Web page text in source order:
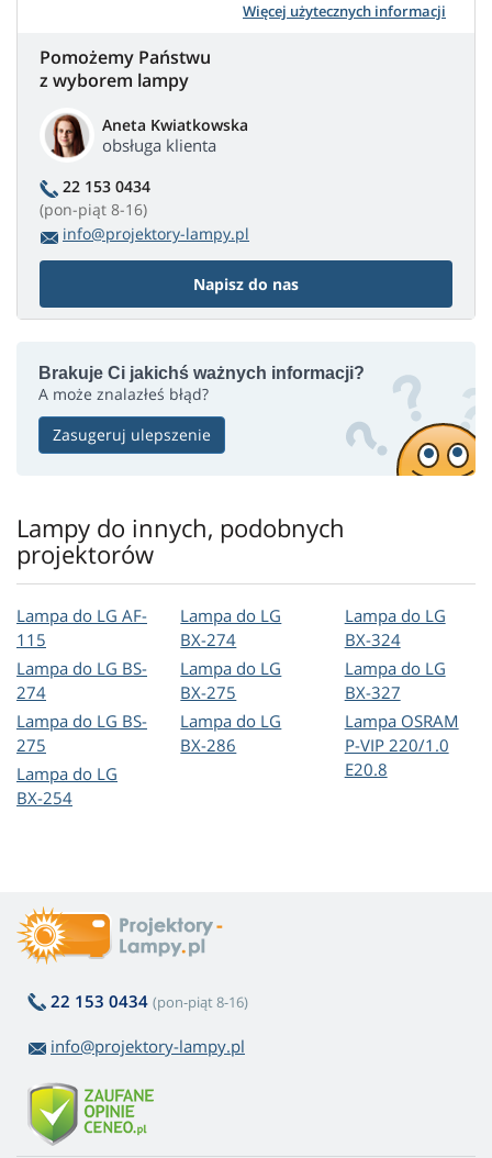
Więcej użytecznych informacji
Pomożemy Państwu
z wyborem lampy
Aneta Kwiatkowska
obsługa klienta
22 153 0434
(pon-piąt 8-16)
info@projektory-lampy.pl
Napisz do nas
Brakuje Ci jakichś ważnych informacji?
A może znalazłeś błąd?
Zasugeruj ulepszenie
Lampy do innych, podobnych
projektorów
Lampa do LG AF-
115
Lampa do LG BS-
274
Lampa do LG BS-
275
Lampa do LG
BX-254
Lampa do LG
BX-274
Lampa do LG
BX-275
Lampa do LG
BX-286
Lampa do LG
BX-324
Lampa do LG
BX-327
Lampa OSRAM
P-VIP 220/1.0
E20.8
22 153 0434 (pon-piąt 8-16)
info@projektory-lampy.pl